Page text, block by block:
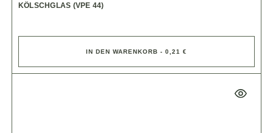
KÖLSCHGLAS (VPE 44)
IN DEN WARENKORB - 0,21 €